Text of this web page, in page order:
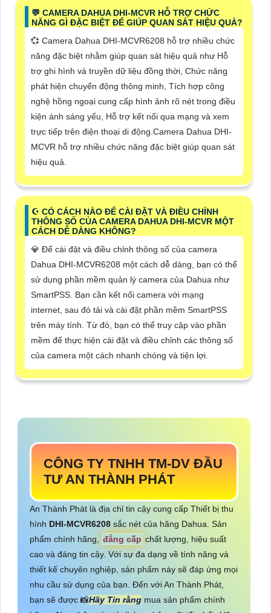
️💬 CAMERA DAHUA DHI-MCVR HỖ TRỢ CHỨC
NĂNG GÌ ĐẶC BIỆT ĐỂ GIÚP QUAN SÁT HIỆU QUẢ?
💞 Camera Dahua DHI-MCVR6208 hỗ trợ nhiều chức
năng đặc biệt nhằm giúp quan sát hiệu quả như Hỗ
trợ ghi hình và truyền dữ liệu đồng thời, Chức năng
phát hiện chuyển động thông minh, Tích hợp công
nghệ hồng ngoại cung cấp hình ảnh rõ nét trong điều
kiện ánh sáng yếu, Hỗ trợ kết nối qua mạng và xem
trực tiếp trên điện thoại di động.Camera Dahua DHI-
MCVR hỗ trợ nhiều chức năng đặc biệt giúp quan sát
hiệu quả.
☪ CÓ CÁCH NÀO ĐỂ CÀI ĐẶT VÀ ĐIỀU CHỈNH
THÔNG SỐ CỦA CAMERA DAHUA DHI-MCVR MỘT
CÁCH DỄ DÀNG KHÔNG?
💎 Để cài đặt và điều chỉnh thông số của camera
Dahua DHI-MCVR6208 một cách dễ dàng, bạn có thể
sử dụng phần mềm quản lý camera của Dahua như
SmartPSS. Bạn cần kết nối camera với mạng
internet, sau đó tải và cài đặt phần mềm SmartPSS
trên máy tính. Từ đó, bạn có thể truy cập vào phần
mềm để thực hiện cài đặt và điều chỉnh các thông số
của camera một cách nhanh chóng và tiện lợi.
CÔNG TY TNHH TM-DV ĐẦU
TƯ AN THÀNH PHÁT
An Thành Phát là địa chỉ tin cậy cung cấp Thiết bị thu
hình DHI-MCVR6208 sắc nét của hãng Dahua. Sản
phẩm chính hãng, đẳng cấp chất lượng, hiệu suất
cao và đáng tin cậy. Với sự đa dạng về tính năng và
thiết kế chuyên nghiệp, sản phẩm này sẽ đáp ứng mọi
nhu cầu sử dụng của bạn. Đến với An Thành Phát,
bạn sẽ được 📸Hãy Tin rằng mua sản phẩm chính